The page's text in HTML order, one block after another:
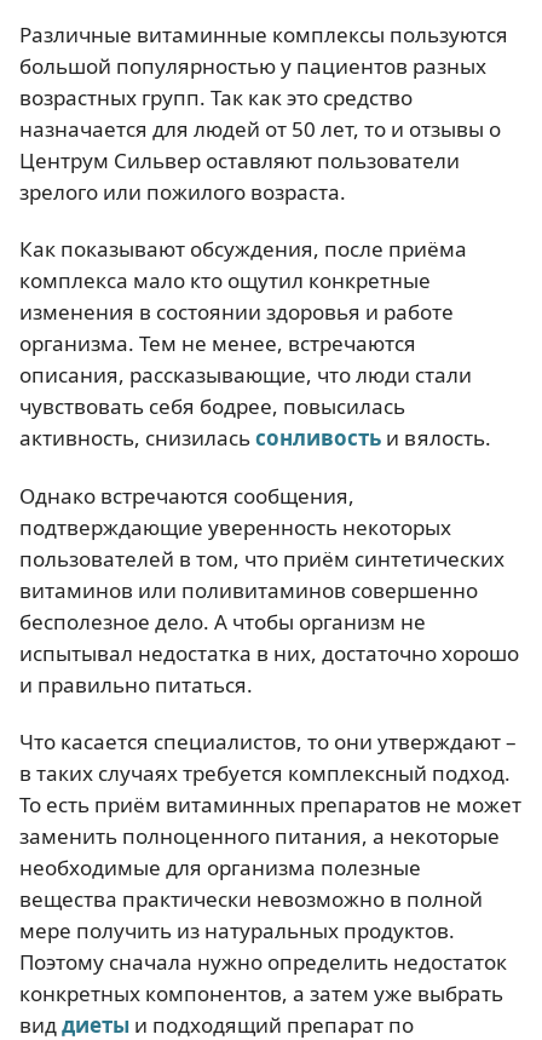
Различные витаминные комплексы пользуются
большой популярностью у пациентов разных
возрастных групп. Так как это средство
назначается для людей от 50 лет, то и отзывы о
Центрум Сильвер оставляют пользователи
зрелого или пожилого возраста.
Как показывают обсуждения, после приёма
комплекса мало кто ощутил конкретные
изменения в состоянии здоровья и работе
организма. Тем не менее, встречаются
описания, рассказывающие, что люди стали
чувствовать себя бодрее, повысилась
активность, снизиласьсонливость и вялость.
Однако встречаются сообщения,
подтверждающие уверенность некоторых
пользователей в том, что приём синтетических
витаминов или поливитаминов совершенно
бесполезное дело. А чтобы организм не
испытывал недостатка в них, достаточно хорошо
и правильно питаться.
Что касается специалистов, то они утверждают –
в таких случаях требуется комплексный подход.
То есть приём витаминных препаратов не может
заменить полноценного питания, а некоторые
необходимые для организма полезные
вещества практически невозможно в полной
мере получить из натуральных продуктов.
Поэтому сначала нужно определить недостаток
конкретных компонентов, а затем уже выбрать
виддиеты и подходящий препарат по